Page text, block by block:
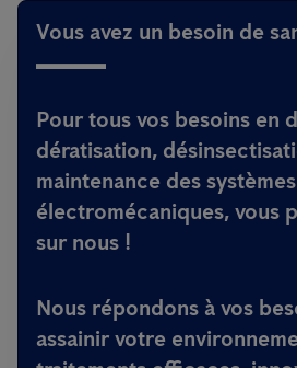
Vous avez un besoin de
Pour tous vos besoins en
dératisation,
maintenance des systèmes
électromécaniques, vous
sur nous !
Nous répondons à vos
assainir votre